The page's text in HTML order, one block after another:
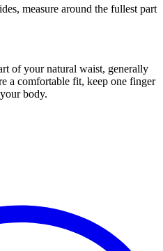
measure around the fullest part
of your natural waist, generally
a comfortable fit, keep one finger
body.